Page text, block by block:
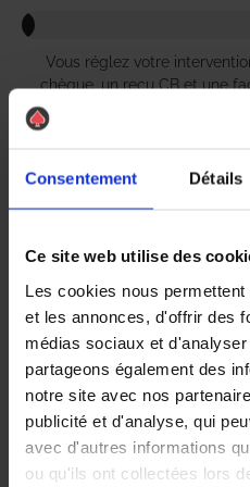
Consentement Détails
Ce site web utilise des
Les cookies nous
et les annonces, d'offrir des
médias sociaux et
partageons également des
notre site avec nos
publicité et d'analyse, qui
avec d'autres informations
ou qu'ils ont collectées lors
Vous réglez votre
chèque, un reçu CB et une
Vous évaluez la prestation
Vous recevez une demande
avec
Nous avons